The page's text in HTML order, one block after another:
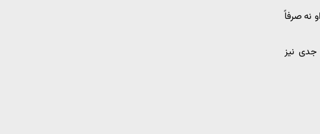
نه صرفاً
جدی نیز